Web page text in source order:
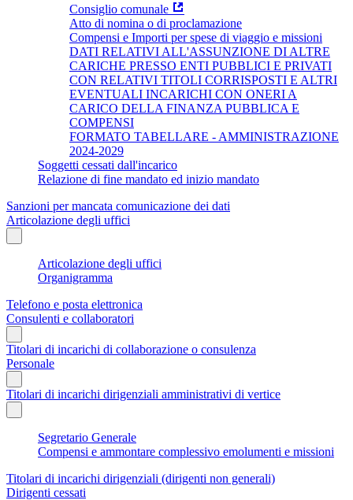
Consiglio comunale
Atto di nomina o di proclamazione
Compensi e Importi per spese di viaggio e missioni
DATI RELATIVI ALL'ASSUNZIONE DI ALTRE
CARICHE PRESSO ENTI PUBBLICI E PRIVATI
CON RELATIVI TITOLI CORRISPOSTI E ALTRI
EVENTUALI INCARICHI CON ONERI A
CARICO DELLA FINANZA PUBBLICA E
COMPENSI
FORMATO TABELLARE - AMMINISTRAZIONE
2024-2029
Soggetti cessati dall'incarico
Relazione di fine mandato ed inizio mandato
Sanzioni per mancata comunicazione dei dati
Articolazione degli uffici
Articolazione degli uffici
Organigramma
Telefono e posta elettronica
Consulenti e collaboratori
Titolari di incarichi di collaborazione o consulenza
Personale
Titolari di incarichi dirigenziali amministrativi di vertice
Segretario Generale
Compensi e ammontare complessivo emolumenti e missioni
Titolari di incarichi dirigenziali (dirigenti non generali)
Dirigenti cessati